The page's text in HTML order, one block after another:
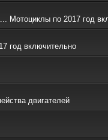
Мотоциклы по 2017 год
год включительно
двигателей